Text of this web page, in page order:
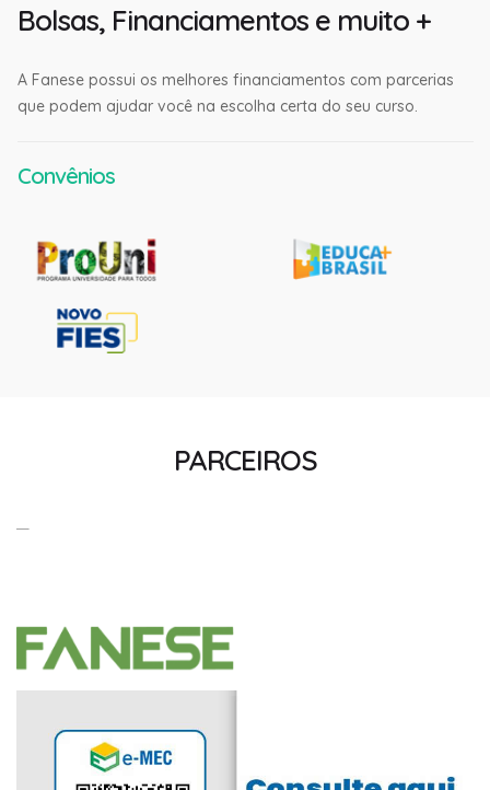
Bolsas, Financiamentos e muito +
A Fanese possui os melhores financiamentos com parcerias
que podem ajudar você na escolha certa do seu curso.
Convênios
PARCEIROS